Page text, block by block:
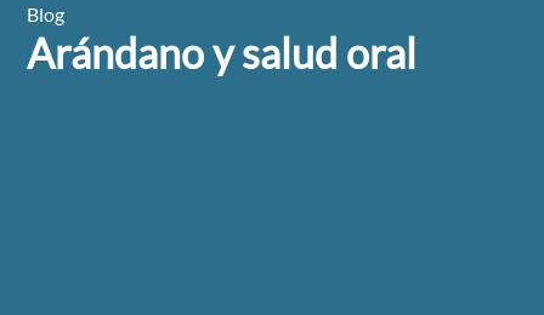
Blog
Arándano y salud oral